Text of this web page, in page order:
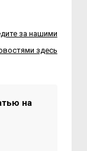
за нашими
здесь
на